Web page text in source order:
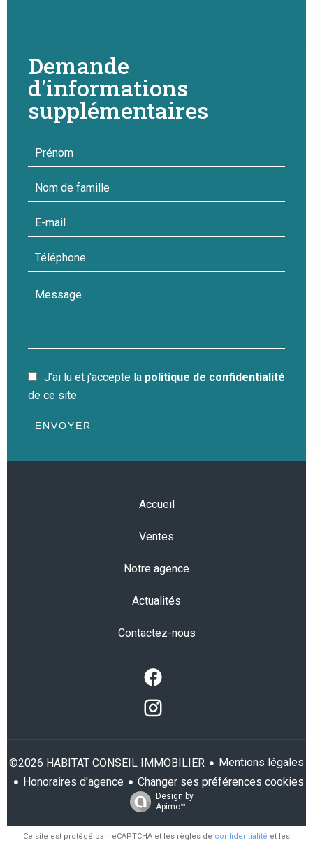
Demande
d'informations
supplémentaires
J’ai lu et j'accepte la politique de confidentialité
de ce site
ENVOYER
Accueil
Ventes
Notre agence
Actualités
Contactez-nous
©2026 HABITAT CONSEIL IMMOBILIER
Mentions légales
Honoraires d'agence
Changer ses préférences cookies
Design by
Apimo™
Ce site est protégé par reCAPTCHA et les règles de confidentialité et les